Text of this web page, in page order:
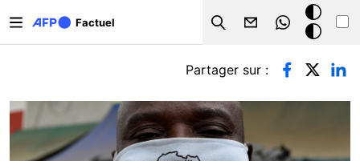
Factuel
Search
Mode
sombre
Onglets principaux
Partager sur :